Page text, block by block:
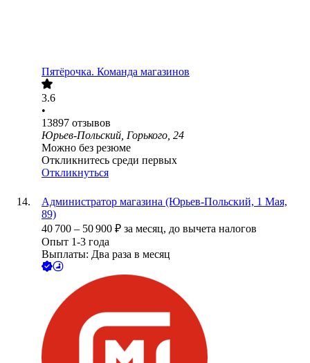
Пятёрочка. Команда магазинов
3.6
•
13897 отзывов
Юрьев-Польский, Горького, 24
Можно без резюме
Откликнитесь среди первых
Откликнуться
Администратор магазина (Юрьев-Польский, 1 Мая,
89)
40 700 – 50 900 ₽ за месяц, до вычета налогов
Опыт 1-3 года
Выплаты: Два раза в месяц